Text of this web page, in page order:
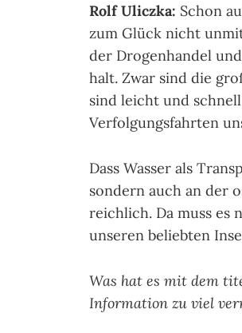
Rolf Uliczka: Schon
zum Glück nicht
der Drogenhandel
halt. Zwar sind die
sind leicht und
Verfolgungsfahrten
Dass Wasser als
sondern auch an der
reichlich. Da muss es
unseren beliebten
Was hat es mit dem
Information zu viel